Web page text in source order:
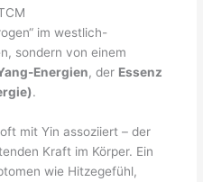
im westlich-
sondern von einem
Energien, der Essenz
.
mit Yin assoziiert – der
Kraft im Körper. Ein
wie Hitzegefühl,